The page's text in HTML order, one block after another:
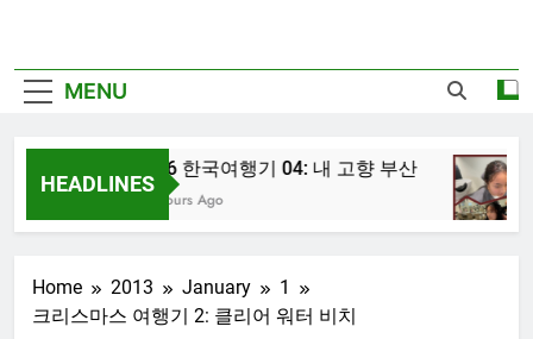
2026 한국여행기 02: 82쿡 덕분에 만난 사람들
MENU
HEADLINES
2026 한국여행기 04: 내 고향 부산
17 Hours Ago
Home 2013 January
1
크리스마스 여행기 2: 클리어 워터 비치